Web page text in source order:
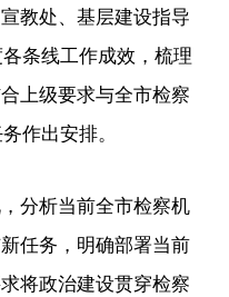
教处、基层建设指导
条线工作成效，梳理
上级要求与全市检察
作出安排。
分析当前全市检察机
任务，明确部署当前
将政治建设贯穿检察